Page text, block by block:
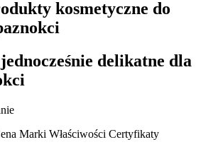
kosmetyczne do
delikatne dla
Marki Właściwości Certyfikaty